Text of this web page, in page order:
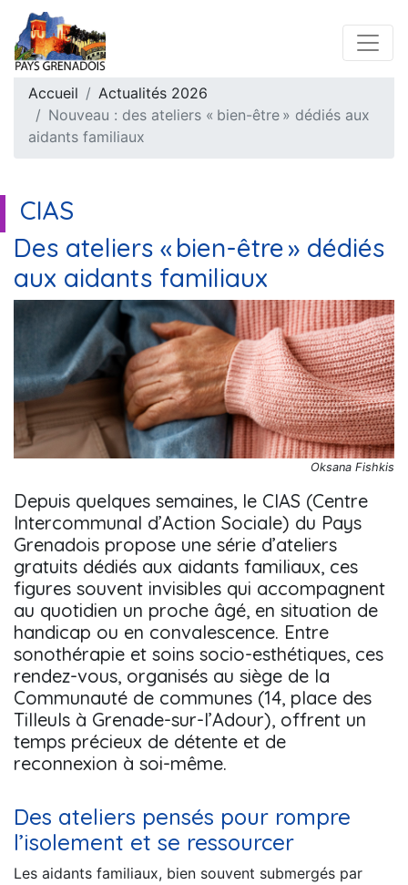
Accueil
Actualités 2026
Nouveau : des ateliers « bien-être » dédiés aux
aidants familiaux
CIAS
Des ateliers « bien-être » dédiés
aux aidants familiaux
Oksana Fishkis
Depuis quelques semaines, le CIAS (Centre
Intercommunal d’Action Sociale) du Pays
Grenadois propose une série d’ateliers
gratuits dédiés aux aidants familiaux, ces
figures souvent invisibles qui accompagnent
au quotidien un proche âgé, en situation de
handicap ou en convalescence. Entre
sonothérapie et soins socio-esthétiques, ces
rendez-vous, organisés au siège de la
Communauté de communes (14, place des
Tilleuls à Grenade-sur-l’Adour), offrent un
temps précieux de détente et de
reconnexion à soi-même.
Des ateliers pensés pour rompre
l’isolement et se ressourcer
Les aidants familiaux, bien souvent submergés par